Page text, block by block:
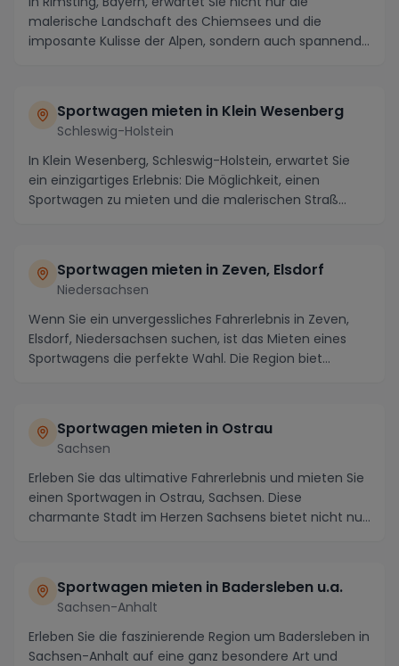
malerische Landschaft des Chiemsees und die
imposante Kulisse der Alpen, sondern auch spannende
Sportwagen mieten in Klein Wesenberg
Schleswig-Holstein
In Klein Wesenberg, Schleswig-Holstein, erwartet Sie
ein einzigartiges Erlebnis: Die Möglichkeit, einen
Sportwagen zu mieten und die malerischen Straß...
Sportwagen mieten in Zeven, Elsdorf
Niedersachsen
Wenn Sie ein unvergessliches Fahrerlebnis in Zeven,
Elsdorf, Niedersachsen suchen, ist das Mieten eines
Sportwagens die perfekte Wahl. Die Region biet...
Sportwagen mieten in Ostrau
Sachsen
Erleben Sie das ultimative Fahrerlebnis und mieten Sie
einen Sportwagen in Ostrau, Sachsen. Diese
charmante Stadt im Herzen Sachsens bietet nicht nur
Sportwagen mieten in Badersleben u.a.
Sachsen-Anhalt
Erleben Sie die faszinierende Region um Badersleben in
Sachsen-Anhalt auf eine ganz besondere Art und